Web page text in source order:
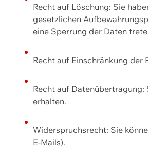
Recht auf Löschung: Sie
gesetzlichen
eine Sperrung der Daten
Recht auf Einschränkung der
Recht auf Datenübertragung:
erhalten.
Widerspruchsrecht: Sie
E-Mails).